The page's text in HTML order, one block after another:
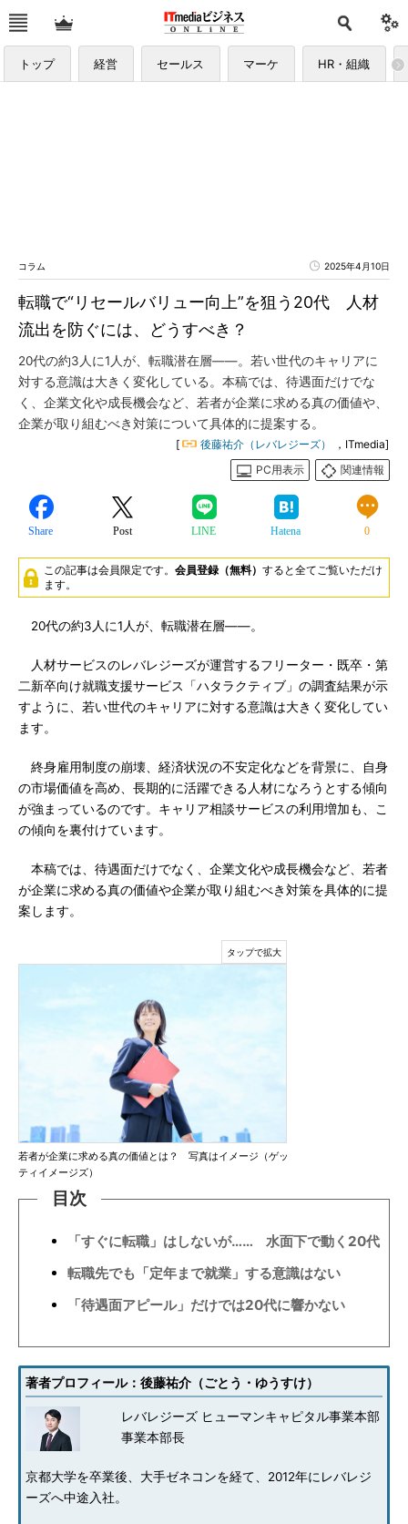
トップ 経営 セールス マーケ HR・組織
コラム 2025年4月10日
転職で“リセールバリュー向上”を狙う20代 人材
流出を防ぐには、どうすべき？
20代の約3人に1人が、転職潜在層――。若い世代のキャリアに
対する意識は大きく変化している。本稿では、待遇面だけでな
く、企業文化や成長機会など、若者が企業に求める真の価値や、
企業が取り組むべき対策について具体的に提案する。
[ 後藤祐介（レバレジーズ）
，ITmedia]
PC用表示
関連情報
Share Post LINE Hatena 0
この記事は会員限定です。 会員登録（無料） すると全てご覧いただけ
ます。
20代の約3人に1人が、転職潜在層――。
人材サービスのレバレジーズが運営するフリーター・既卒・第
二新卒向け就職支援サービス「ハタラクティブ」の調査結果が示
すように、若い世代のキャリアに対する意識は大きく変化してい
ます。
終身雇用制度の崩壊、経済状況の不安定化などを背景に、自身
の市場価値を高め、長期的に活躍できる人材になろうとする傾向
が強まっているのです。キャリア相談サービスの利用増加も、こ
の傾向を裏付けています。
本稿では、待遇面だけでなく、企業文化や成長機会など、若者
が企業に求める真の価値や企業が取り組むべき対策を具体的に提
案します。
若者が企業に求める真の価値とは？ 写真はイメージ（ゲッ
ティイメージズ）
目次
「すぐに転職」はしないが…… 水面下で動く20代
転職先でも「定年まで就業」する意識はない
「待遇面アピール」だけでは20代に響かない
著者プロフィール：後藤祐介（ごとう・ゆうすけ）
レバレジーズ ヒューマンキャピタル事業本部
事業本部長
京都大学を卒業後、大手ゼネコンを経て、2012年にレバレジ
ーズへ中途入社。